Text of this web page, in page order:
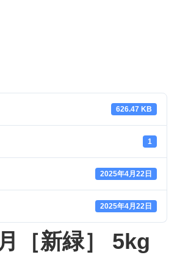
626.47 KB
1
2025年4月22日
2025年4月22日
［新緑］ 5kg